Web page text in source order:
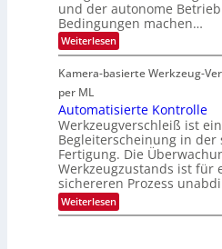
S
e
r
i
s
B
-
R
u
n
d
e
k
V
i
s
i
n
b
e
r
n
a
h
v
o
n
H
a
i
l
o
s
b
a
u
F
t
i
g
u
n
g
a
u
s
und der autonome
Bedingungen machen…
Weiterlesen:
Z
v
l
ä
s
s
i
g
e
D
r
Kamera-basierte Werkzeug-
per ML
Automatisierte Kontrolle
Werkzeugverschleiß ist
Begleiterscheinung in der
Fertigung. Die
Werkzeugzustands ist für
sichereren Prozess
Weiterlesen:
A